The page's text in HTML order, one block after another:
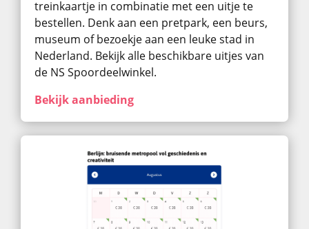
treinkaartje in combinatie met een uitje te
bestellen. Denk aan een pretpark, een beurs,
museum of bezoekje aan een leuke stad in
Nederland. Bekijk alle beschikbare uitjes van
de NS Spoordeelwinkel.
Bekijk aanbieding